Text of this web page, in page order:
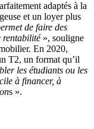
adaptés à la
et un loyer plus
de faire des
rentabilité», souligne
En 2020,
T2, un format qu’il
les étudiants ou les
à financer, à
s ».